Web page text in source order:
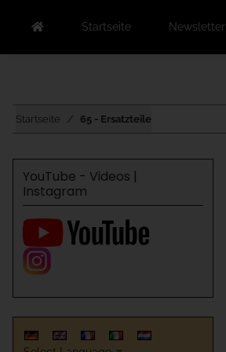
Startseite Newsletter
Startseite 65 - Ersatzteile
YouTube - Videos |
Instagram